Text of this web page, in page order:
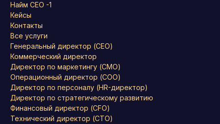
Найм СЕО -1
Кейсы
Контакты
Все услуги
Генеральный директор (CEO)
Коммерческий директор
Директор по маркетингу (CMO)
Операционный директор (COO)
Директор по персоналу (HR-директор)
Директор по стратегическому развитию
Финансовый директор (CFO)
Технический директор (CTO)